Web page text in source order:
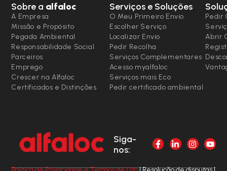
Sobre a alfaloc
A Empresa
Missão e Propósito
Pegada Ambiental
Responsabilidade Social
Parceiros
Emprego
Crescer na Alfaloc
Certificados e Distinções
Serviços e Soluções
O Meu Primeiro Envio
Escolher Serviço
Localizar Envio
Pedir Recolha
Serviços Complementares
Acesso myalfaloc
Serviços mais Eco
Pedir certificado ambiental
Pedir
Abrir
Siga-
nos: